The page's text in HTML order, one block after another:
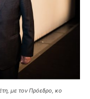
με τον Πρόεδρο, κο